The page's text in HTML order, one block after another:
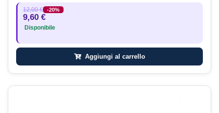
12,00 € -20%
9,60 €
Disponibile
Aggiungi al carrello